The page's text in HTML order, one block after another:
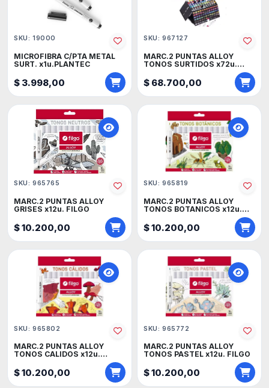
SKU: 19000
MICROFIBRA C/PTA METAL
SURT. x1u.PLANTEC
$ 3.998,00
SKU: 967127
MARC.2 PUNTAS ALLOY
TONOS SURTIDOS x72u.
$ 68.700,00
SKU: 965765
MARC.2 PUNTAS ALLOY
GRISES x12u. FILGO
$ 10.200,00
SKU: 965819
MARC.2 PUNTAS ALLOY
TONOS BOTANICOS x12u.
$ 10.200,00
SKU: 965802
MARC.2 PUNTAS ALLOY
TONOS CALIDOS x12u.
$ 10.200,00
SKU: 965772
MARC.2 PUNTAS ALLOY
TONOS PASTEL x12u. FILGO
$ 10.200,00